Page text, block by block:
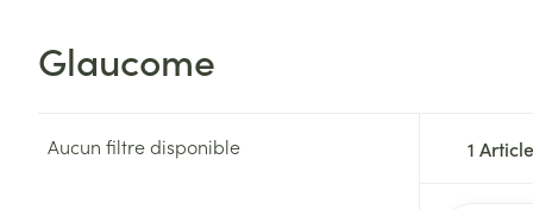
Glaucome
Aucun filtre disponible 1 Article